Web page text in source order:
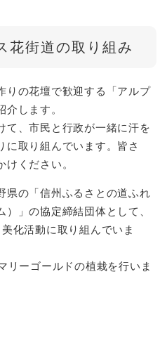
花街道の取り組み
りの花壇で歓迎する「アルプ
します。
て、市民と行政が一緒に汗を
に取り組んでいます。皆さ
ください。
県の「信州ふるさとの道ふれ
」の協定締結団体として、
化活動に取り組んでいま
リーゴールドの植栽を行いま